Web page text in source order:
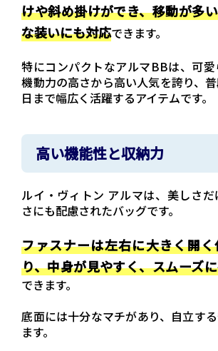
けや斜め掛けができ、移動が多
な装いにも対応できます。
特にコンパクトなアルマBBは、可
機動力の高さから高い人気を誇り、
日まで幅広く活躍するアイテムです。
高い機能性と収納力
ルイ・ヴィトン アルマは、美しさ
さにも配慮されたバッグです。
ファスナーは左右に大きく開
り、中身が見やすく、スムーズ
できます。
底面には十分なマチがあり、自立す
ます。